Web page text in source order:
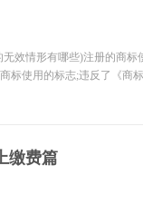
效情形有哪些)注册的商
标使用的标志;违反了《商
缴费篇